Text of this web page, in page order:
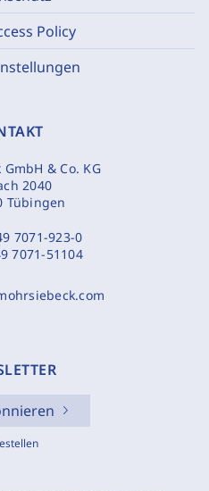
Policy
& Co. KG
2040
Tübingen
7071-923-0
7071-51104